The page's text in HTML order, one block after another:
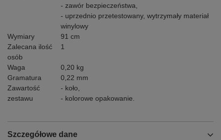
- zawór bezpieczeństwa,
- uprzednio przetestowany, wytrzymały materiał
winylowy
Wymiary
91 cm
Zalecana ilość
osób
1
Waga
0,20 kg
Gramatura
0,22 mm
Zawartość
zestawu
- koło,
- kolorowe opakowanie.
Szczegółowe dane